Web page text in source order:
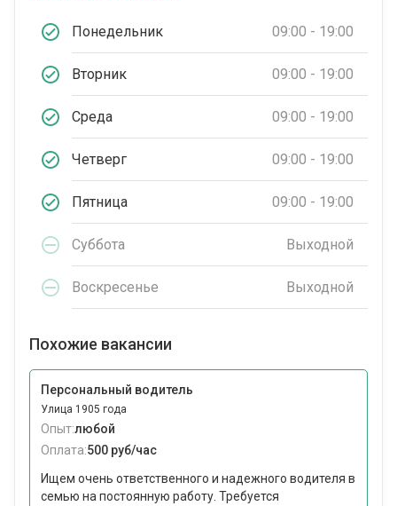
Понедельник 09:00 - 19:00
Вторник 09:00 - 19:00
Среда 09:00 - 19:00
Четверг 09:00 - 19:00
Пятница 09:00 - 19:00
Суббота Выходной
Воскресенье Выходной
Похожие вакансии
Персональный водитель
Улица 1905 года
Опыт:любой
Оплата:500 руб/час
Ищем очень ответственного и надежного водителя в
семью на постоянную работу. Требуется